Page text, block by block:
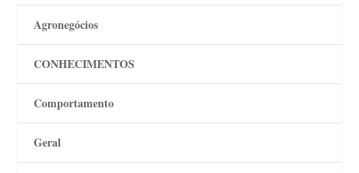
Agronegócios
CONHECIMENTOS
Comportamento
Geral